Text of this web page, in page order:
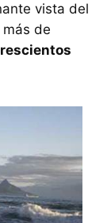
vista del
de